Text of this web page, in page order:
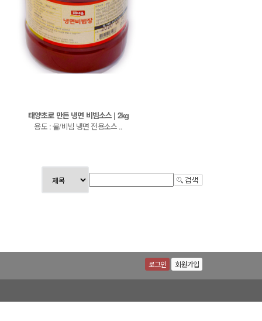
태양초로 만든 냉면 비빔소스 | 2kg
용도 : 물/비빔 냉면 전용소스 ..
로그인 회원가입